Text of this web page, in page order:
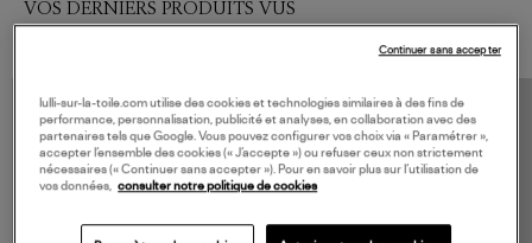
VOS DERNIERS PRODUITS VUS
lulli-sur-la-toile.com utilise des cookies et technologies similaires à des fins de
performance, personnalisation, publicité et analyses, en collaboration avec des
partenaires tels que Google. Vous pouvez configurer vos choix via « Paramétrer »,
accepter l’ensemble des cookies (« J’accepte ») ou refuser ceux non strictement
nécessaires (« Continuer sans accepter »). Pour en savoir plus sur l’utilisation de
vos données, consulter notre politique de cookies
Continuer sans accepter